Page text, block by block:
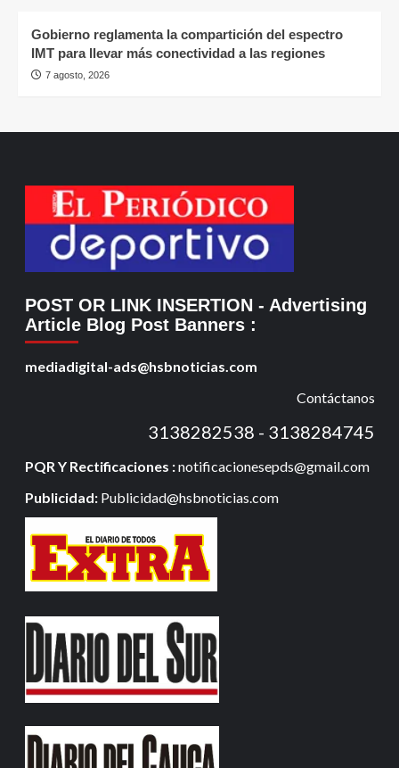
Gobierno reglamenta la compartición del espectro
IMT para llevar más conectividad a las regiones
7 agosto, 2026
POST OR LINK INSERTION - Advertising
Article Blog Post Banners :
mediadigital-ads@hsbnoticias.com
Contáctanos
3138282538 - 3138284745
PQR Y Rectificaciones :notificacionesepds@gmail.com
Publicidad: Publicidad@hsbnoticias.com